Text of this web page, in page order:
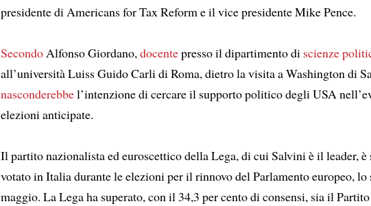
presidente di Americans for Tax Reform e il vice presidente Mike Pence.
Secondo Alfonso Giordano, docentepresso il dipartimento di scienze
all’università Luiss Guido Carli di Roma, dietro la visita a Washington di
nasconderebbel’intenzione di cercare il supporto politico degli USA
elezioni anticipate.
Il partito nazionalista ed euroscettico della Lega, di cui Salvini è il leader,
votato in Italia durante le elezioni per il rinnovo del Parlamento europeo, lo
maggio. La Lega ha superato, con il 34,3 per cento di consensi, sia il Partito